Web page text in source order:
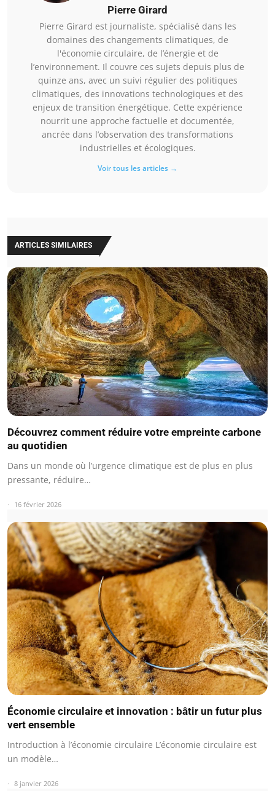
Pierre Girard
Pierre Girard est journaliste, spécialisé dans les
domaines des changements climatiques, de
l'économie circulaire, de l’énergie et de
l’environnement. Il couvre ces sujets depuis plus de
quinze ans, avec un suivi régulier des politiques
climatiques, des innovations technologiques et des
enjeux de transition énergétique. Cette expérience
nourrit une approche factuelle et documentée,
ancrée dans l’observation des transformations
industrielles et écologiques.
Voir tous les articles →
ARTICLES SIMILAIRES
Découvrez comment réduire votre empreinte carbone
au quotidien
Dans un monde où l’urgence climatique est de plus en plus
pressante, réduire…
16 février 2026
Économie circulaire et innovation : bâtir un futur plus
vert ensemble
Introduction à l’économie circulaire L’économie circulaire est
un modèle…
8 janvier 2026